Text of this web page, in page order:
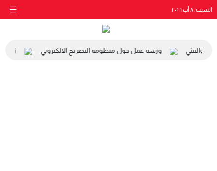
السبت، ٨ آب ٢٠٢٦
والبيئي ورشة عمل حول منظومة التصريح الالكتروني